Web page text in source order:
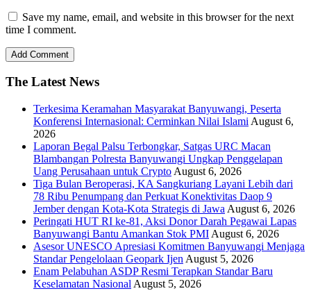
Save my name, email, and website in this browser for the next
time I comment.
The Latest News
Terkesima Keramahan Masyarakat Banyuwangi, Peserta
Konferensi Internasional: Cerminkan Nilai Islami August 6,
2026
Laporan Begal Palsu Terbongkar, Satgas URC Macan
Blambangan Polresta Banyuwangi Ungkap Penggelapan
Uang Perusahaan untuk Crypto August 6, 2026
Tiga Bulan Beroperasi, KA Sangkuriang Layani Lebih dari
78 Ribu Penumpang dan Perkuat Konektivitas Daop 9
Jember dengan Kota-Kota Strategis di Jawa August 6, 2026
Peringati HUT RI ke-81, Aksi Donor Darah Pegawai Lapas
Banyuwangi Bantu Amankan Stok PMI August 6, 2026
Asesor UNESCO Apresiasi Komitmen Banyuwangi Menjaga
Standar Pengelolaan Geopark Ijen August 5, 2026
Enam Pelabuhan ASDP Resmi Terapkan Standar Baru
Keselamatan Nasional August 5, 2026